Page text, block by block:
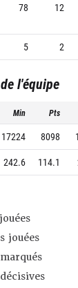
78 12
5 2
l'équipe
Min Pts
17224 8098
242.6 114.1
jouées